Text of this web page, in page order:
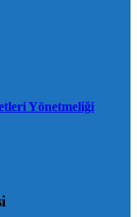
Yönetmeliği